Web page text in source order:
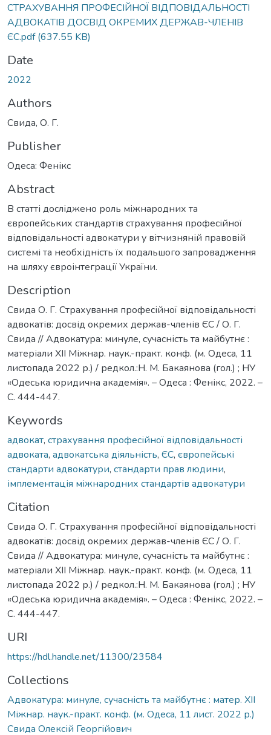
СТРАХУВАННЯ ПРОФЕСІЙНОЇ ВІДПОВІДАЛЬНОСТІ
АДВОКАТІВ ДОСВІД ОКРЕМИХ ДЕРЖАВ-ЧЛЕНІВ
ЄС.pdf(637.55 KB)
Date
2022
Authors
Свида, О. Г.
Publisher
Одеса: Фенікс
Abstract
В статті досліджено роль міжнародних та
європейських стандартів страхування професійної
відповідальності адвокатури у вітчизняній правовій
системі та необхідність їх подальшого запровадження
на шляху євроінтеграції України.
Description
Свида О. Г. Страхування професійної відповідальності
адвокатів: досвід окремих держав-членів ЄС / О. Г.
Свида // Адвокатура: минуле, сучасність та майбутнє :
матеріали XІІ Міжнар. наук.-практ. конф. (м. Одеса, 11
листопада 2022 р.) / редкол.:Н. М. Бакаянова (гол.) ; НУ
«Одеська юридична академія». – Одеса : Фенікс, 2022. –
С. 444-447.
Keywords
адвокат, страхування професійної відповідальності
адвоката, адвокатська діяльність, ЄС, європейські
стандарти адвокатури, стандарти прав людини,
імплементація міжнародних стандартів адвокатури
Citation
Свида О. Г. Страхування професійної відповідальності
адвокатів: досвід окремих держав-членів ЄС / О. Г.
Свида // Адвокатура: минуле, сучасність та майбутнє :
матеріали XІІ Міжнар. наук.-практ. конф. (м. Одеса, 11
листопада 2022 р.) / редкол.:Н. М. Бакаянова (гол.) ; НУ
«Одеська юридична академія». – Одеса : Фенікс, 2022. –
С. 444-447.
URI
https://hdl.handle.net/11300/23584
Collections
Адвокатура: минуле, сучасність та майбутнє : матер. XII
Міжнар. наук.-практ. конф. (м. Одеса, 11 лист. 2022 р.)
Свида Олексій Георгійович